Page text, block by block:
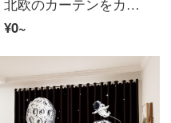
北欧のカーテンをカスタマイズします。北欧のシンプルなカーテン寝室の新鮮な自然風の遮光ネットの赤い布紗マンションの民宿のカーテンの仕切りカーテンB 0477布。
¥0~